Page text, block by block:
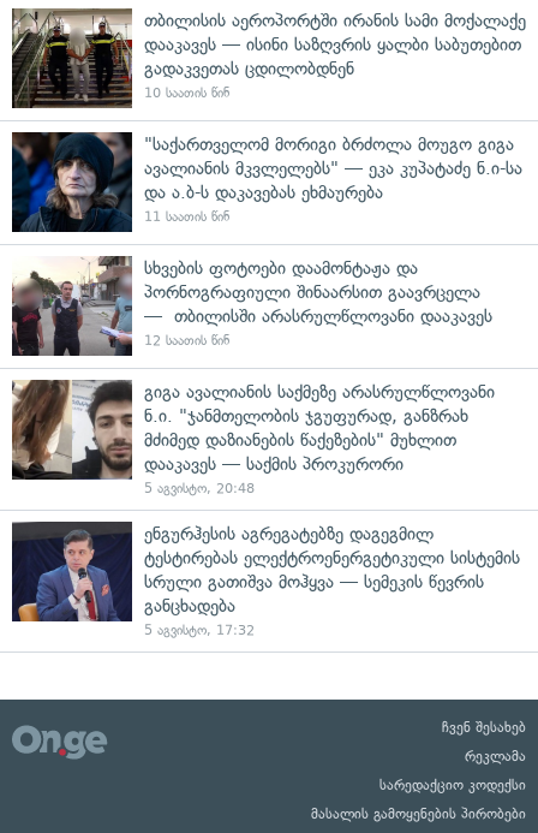
თბილისის აეროპორტში ირანის სამი მოქალაქე
დააკავეს — ისინი საზღვრის ყალბი საბუთებით
გადაკვეთას ცდილობდნენ
10 საათის წინ
"საქართველომ მორიგი ბრძოლა მოუგო გიგა
ავალიანის მკვლელებს" — ეკა კუპატაძე ნ.ი-სა
და ა.ბ-ს დაკავებას ეხმაურება
11 საათის წინ
სხვების ფოტოები დაამონტაჟა და
პორნოგრაფიული შინაარსით გაავრცელა
— თბილისში არასრულწლოვანი დააკავეს
12 საათის წინ
გიგა ავალიანის საქმეზე არასრულწლოვანი
ნ.ი. "ჯანმთელობის ჯგუფურად, განზრახ
მძიმედ დაზიანების წაქეზების" მუხლით
დააკავეს — საქმის პროკურორი
5 აგვისტო, 20:48
ენგურჰესის აგრეგატებზე დაგეგმილ
ტესტირებას ელექტროენერგეტიკული სისტემის
სრული გათიშვა მოჰყვა — სემეკის წევრის
განცხადება
5 აგვისტო, 17:32
ჩვენ შესახებ
რეკლამა
სარედაქციო კოდექსი
მასალის გამოყენების პირობები